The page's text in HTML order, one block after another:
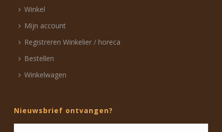
Winkel
Mijn account
Registreren Winkelier / horeca
Bestellen
Winkelwagen
Nieuwsbrief ontvangen?